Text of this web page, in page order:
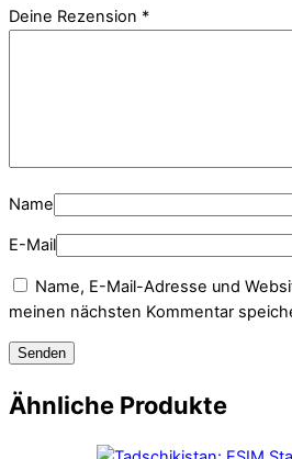
Deine Rezension *
Name
E-Mail
Name, E-Mail-Adresse und
meinen nächsten Kommentar
Ähnliche Produkte